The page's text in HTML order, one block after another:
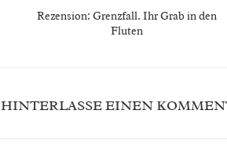
Rezension: Grenzfall. Ihr Grab in den
Fluten
HINTERLASSE EINEN